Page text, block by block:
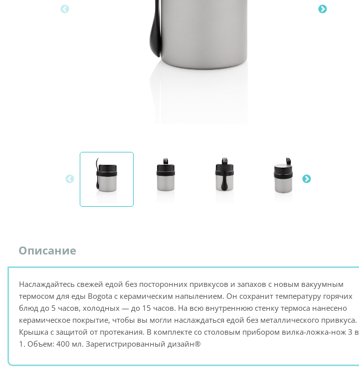
Описание
Наслаждайтесь свежей едой без посторонних привкусов и запахов с новым вакуумным
термосом для еды Bogota с керамическим напылением. Он сохранит температуру горячих
блюд до 5 часов, холодных — до 15 часов. На всю внутреннюю стенку термоса нанесено
керамическое покрытие, чтобы вы могли наслаждаться едой без металлического привкуса.
Крышка с защитой от протекания. В комплекте со столовым прибором вилка-ложка-нож 3 в
1. Объем: 400 мл. Зарегистрированный дизайн®